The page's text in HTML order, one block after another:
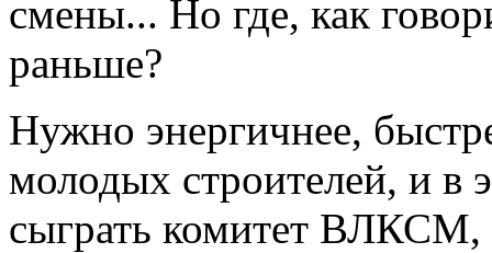
смены... Но где, как
раньше?
Нужно энергичнее,
молодых строителей, и
сыграть комитет ВЛКСМ,